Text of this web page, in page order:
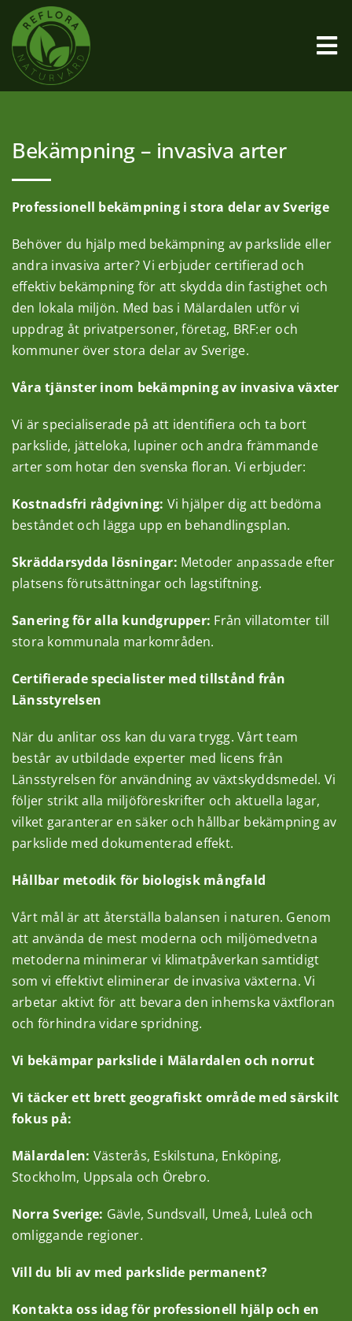
Fortsätt
till
innehållet
Vad är Parkslide
Bekämpningsmetod
Vanliga frågor
Övriga tjänster
Om ReFlora
Kontakt
Bekämpning – invasiva arter
Professionell bekämpning i stora delar av Sverige
Behöver du hjälp med bekämpning av parkslide eller
andra invasiva arter? Vi erbjuder certifierad och
effektiv bekämpning för att skydda din fastighet och
den lokala miljön. Med bas i Mälardalen utför vi
uppdrag åt privatpersoner, företag, BRF:er och
kommuner över stora delar av Sverige.
Våra tjänster inom bekämpning av invasiva växter
Vi är specialiserade på att identifiera och ta bort
parkslide, jätteloka, lupiner och andra främmande
arter som hotar den svenska floran. Vi erbjuder:
Kostnadsfri rådgivning: Vi hjälper dig att bedöma
beståndet och lägga upp en behandlingsplan.
Skräddarsydda lösningar: Metoder anpassade efter
platsens förutsättningar och lagstiftning.
Sanering för alla kundgrupper: Från villatomter till
stora kommunala markområden.
Certifierade specialister med tillstånd från
Länsstyrelsen
När du anlitar oss kan du vara trygg. Vårt team
består av utbildade experter med licens från
Länsstyrelsen för användning av växtskyddsmedel. Vi
följer strikt alla miljöföreskrifter och aktuella lagar,
vilket garanterar en säker och hållbar bekämpning av
parkslide med dokumenterad effekt.
Hållbar metodik för biologisk mångfald
Vårt mål är att återställa balansen i naturen. Genom
att använda de mest moderna och miljömedvetna
metoderna minimerar vi klimatpåverkan samtidigt
som vi effektivt eliminerar de invasiva växterna. Vi
arbetar aktivt för att bevara den inhemska växtfloran
och förhindra vidare spridning.
Vi bekämpar parkslide i Mälardalen och norrut
Vi täcker ett brett geografiskt område med särskilt
fokus på:
Mälardalen: Västerås, Eskilstuna, Enköping,
Stockholm, Uppsala och Örebro.
Norra Sverige: Gävle, Sundsvall, Umeå, Luleå och
omliggande regioner.
Vill du bli av med parkslide permanent?
Kontakta oss idag för professionell hjälp och en